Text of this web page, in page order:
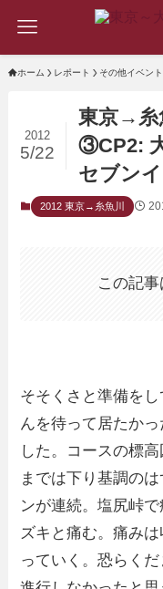
ホーム レポート その他イベント
東京→糸
③CP2:
セブン
2012
5/22
2012 東京→糸魚川
この記事
そそくさと準備を
んを待って居たか
した。コースの標
までは下り基調の
ンが連続。塩尻峠
ズキと痛む。痛み
っていく。恐らく